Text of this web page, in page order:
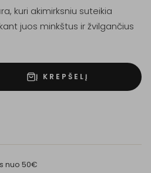
kuri akimirksniu suteikia
juos minkštus ir žvilgančius
Į KREPŠELĮ
nuo 50€